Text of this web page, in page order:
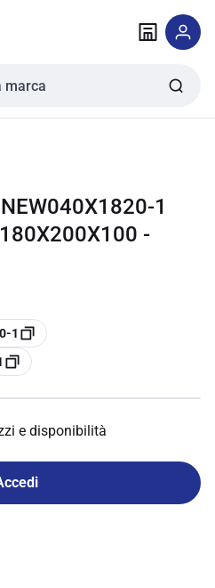
1
-
1
e disponibilità